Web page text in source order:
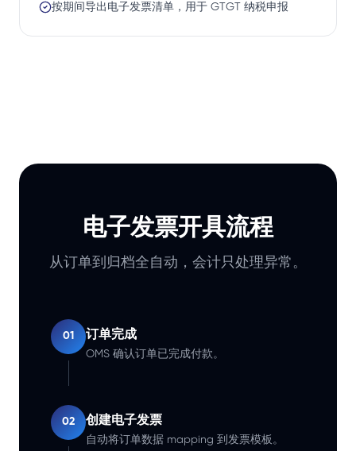
按期间导出电子发票清单，用于 GTGT 纳税申报
电子发票开具流程
从订单到归档全自动，会计只处理异常。
01 订单完成
OMS 确认订单已完成付款。
02 创建电子发票
自动将订单数据 mapping 到发票模板。